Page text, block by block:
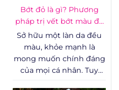
hợp giữa cơ học và năng
lượng sóng vô tuyến
đang trở thành một xu
hướng được đánh giá
cao về mặt lâm sàng nhờ
khả năng phục hồi tổn
thương sâu mà không
đòi hỏi thời gian nghỉ
Bớt đỏ là gì? Phương
pháp trị vết bớt màu đỏ
hiệu quả
Sở hữu một làn da đều
màu, khỏe mạnh là
mong muốn chính đáng
của mọi cá nhân. Tuy